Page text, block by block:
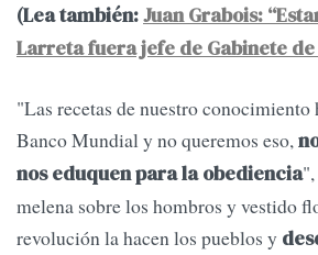
(Lea también:Juan Grabois:
Larreta fuera jefe de Gabinete de
"Las recetas de nuestro
Banco Mundial y no queremos eso,
nos eduquen para la obediencia
melena sobre los hombros y vestido
revolución la hacen los pueblos y